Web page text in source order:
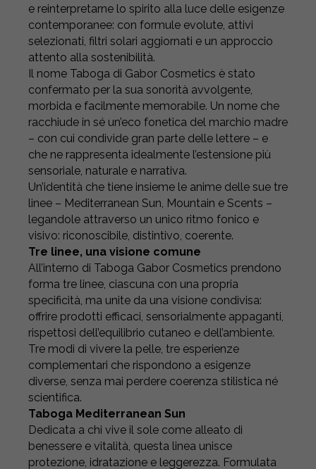
e reinterpretarne lo spirito alla luce delle esigenze
contemporanee: con formule evolute, attivi
selezionati, filtri solari aggiornati e un approccio
attento alla sostenibilità.
Il nome Taboga di Gabor Cosmetics è stato
confermato per la sua sonorità avvolgente,
morbida e facilmente memorabile. Un nome che
racchiude in sé un’eco fonetica del marchio madre
– con cui condivide gran parte delle lettere – e
che ne rappresenta idealmente l’estensione più
sensoriale, naturale e narrativa.
Un’identità che tiene insieme le anime delle sue tre
linee – Mediterranean Sun, Mountain e Scents –
legandole attraverso un unico ritmo fonico e
visivo: riconoscibile, distintivo, coerente.
Tre linee, una visione comune
All’interno di Taboga Gabor Cosmetics prendono
forma tre linee, ciascuna con una propria
specificità, ma unite da una visione condivisa:
offrire prodotti efficaci, sensorialmente appaganti,
rispettosi dell’equilibrio cutaneo e dell’ambiente.
Tre modi di vivere la pelle, tre esperienze
complementari che rispondono a esigenze
diverse, senza mai perdere coerenza stilistica né
scientifica.
Taboga Mediterranean Sun
Dedicata a chi vive il sole come alleato di
benessere e vitalità, questa linea unisce
protezione, idratazione e leggerezza. Formulata